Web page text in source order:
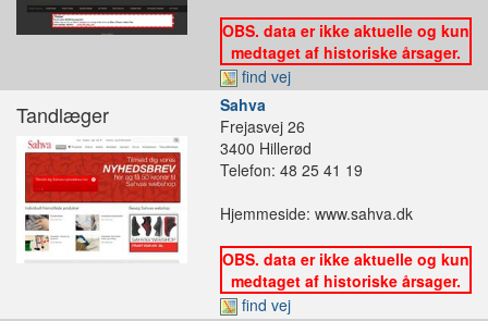
OBS. data er ikke aktuelle og kun
medtaget af historiske årsager.
find vej
Tandlæger
Sahva
Frejasvej 26
3400 Hillerød
Telefon: 48 25 41 19
Hjemmeside: www.sahva.dk
OBS. data er ikke aktuelle og kun
medtaget af historiske årsager.
find vej